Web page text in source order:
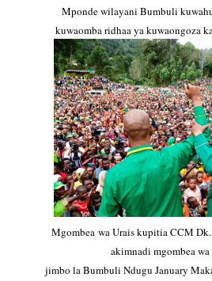
Mponde wilayani Bumbuli
kuwaomba ridhaa ya kuwaongoza
Mgombea wa Urais kupitia CCM
akimnadi mgombea
jimbo la Bumbuli Ndugu January